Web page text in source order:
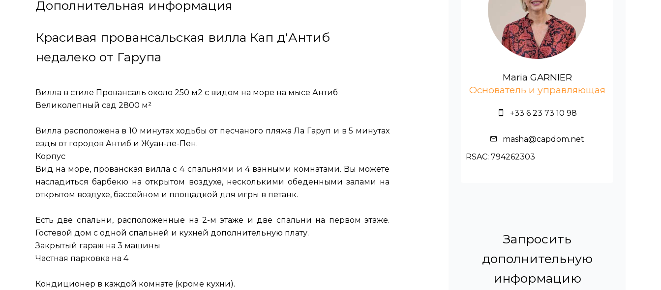
Дополнительная информация
Красивая провансальская вилла Кап д'Антиб
недалеко от Гарупа
Вилла в стиле Провансаль около 250 м2 с видом на море на мысе Антиб
Великолепный сад 2800 м²
Вилла расположена в 10 минутах ходьбы от песчаного пляжа Ла Гаруп и в 5 минутах
езды от городов Антиб и Жуан-ле-Пен.
Корпус
Вид на море, прованская вилла с 4 спальнями и 4 ванными комнатами. Вы можете
насладиться барбекю на открытом воздухе, несколькими обеденными залами на
открытом воздухе, бассейном и площадкой для игры в петанк.
Есть две спальни, расположенные на 2-м этаже и две спальни на первом этаже.
Гостевой дом с одной спальней и кухней дополнительную плату.
Закрытый гараж на 3 машины
Частная парковка на 4
Кондиционер в каждой комнате (кроме кухни).
Maria GARNIER
Основатель и управляющая
+33 6 23 73 10 98
masha@capdom.net
RSAC: 794262303
Запросить
дополнительную
информацию